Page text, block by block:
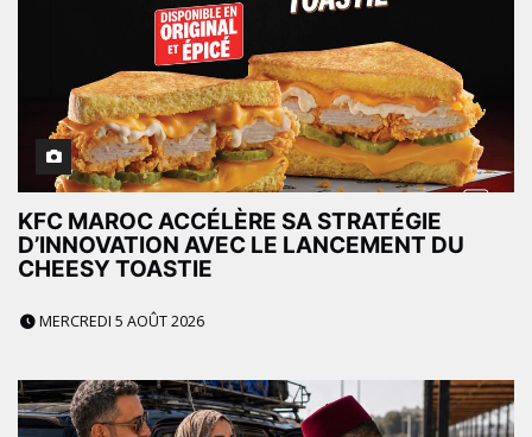
KFC MAROC ACCÉLÈRE SA STRATÉGIE
D’INNOVATION AVEC LE LANCEMENT DU
CHEESY TOASTIE
MERCREDI 5 AOÛT 2026